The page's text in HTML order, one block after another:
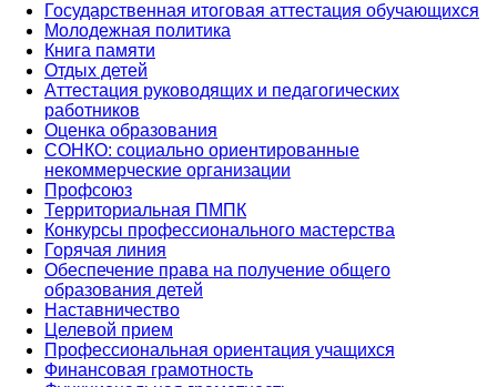
Государственная итоговая аттестация обучающихся
Молодежная политика
Книга памяти
Отдых детей
Аттестация руководящих и педагогических
работников
Оценка образования
СОНКО: социально ориентированные
некоммерческие организации
Профсоюз
Территориальная ПМПК
Конкурсы профессионального мастерства
Горячая линия
Обеспечение права на получение общего
образования детей
Наставничество
Целевой прием
Профессиональная ориентация учащихся
Финансовая грамотность